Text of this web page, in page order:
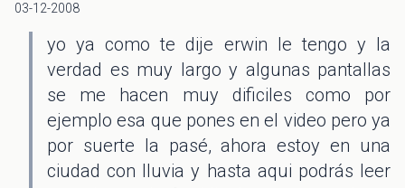
03-12-2008
yo ya como te dije erwin le tengo y la
verdad es muy largo y algunas pantallas
se me hacen muy dificiles como por
ejemplo esa que pones en el video pero ya
por suerte la pasé, ahora estoy en una
ciudad con lluvia y hasta aqui podrás leer